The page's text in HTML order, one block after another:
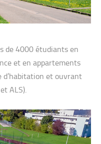
de 4000 étudiants en
et en appartements
d’habitation et ouvrant
ALS).